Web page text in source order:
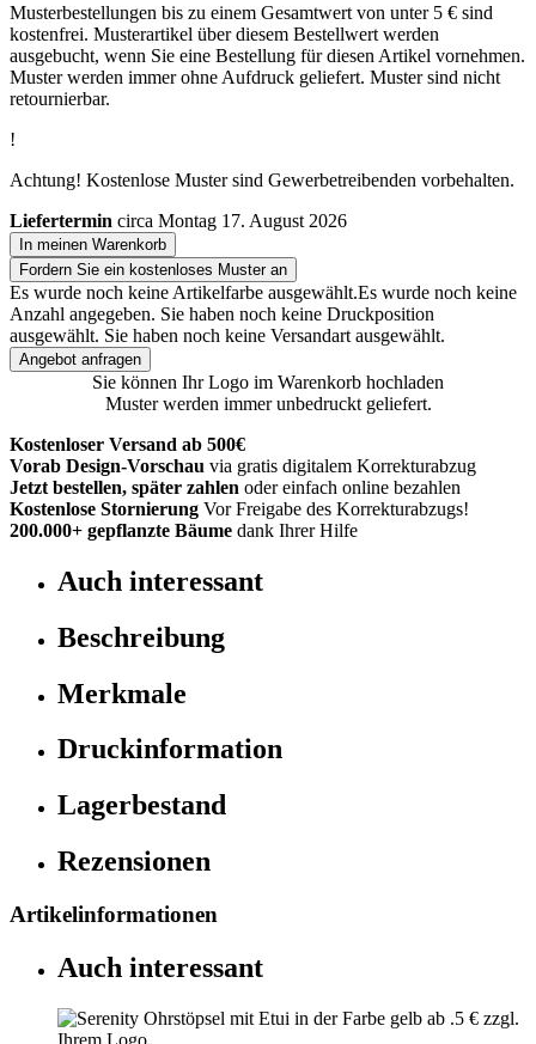
Musterbestellungen bis zu einem Gesamtwert von unter 5 € sind
kostenfrei. Musterartikel über diesem Bestellwert werden
ausgebucht, wenn Sie eine Bestellung für diesen Artikel vornehmen.
Muster werden immer ohne Aufdruck geliefert. Muster sind nicht
retournierbar.
!
Achtung! Kostenlose Muster sind Gewerbetreibenden vorbehalten.
Liefertermin circa Montag 17. August 2026
In meinen Warenkorb
Fordern Sie ein kostenloses Muster an
Es wurde noch keine Artikelfarbe ausgewählt.Es wurde noch keine
Anzahl angegeben. Sie haben noch keine Druckposition
ausgewählt. Sie haben noch keine Versandart ausgewählt.
Angebot anfragen
Sie können Ihr Logo im Warenkorb hochladen
Muster werden immer unbedruckt geliefert.
Kostenloser Versand ab 500€
Vorab Design-Vorschau via gratis digitalem Korrekturabzug
Jetzt bestellen, später zahlen oder einfach online bezahlen
Kostenlose Stornierung Vor Freigabe des Korrekturabzugs!
200.000+ gepflanzte Bäume dank Ihrer Hilfe
Auch interessant
Beschreibung
Merkmale
Druckinformation
Lagerbestand
Rezensionen
Artikelinformationen
Auch interessant